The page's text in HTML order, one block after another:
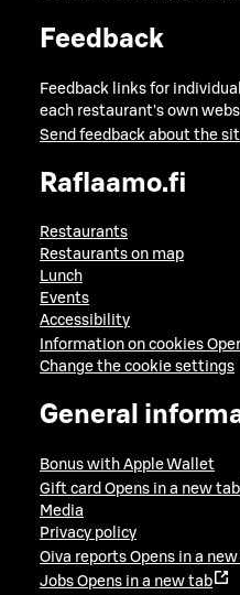
Feedback
Feedback links for
each restaurant's own
Send feedback about the
Raflaamo.fi
Restaurants
Restaurants on map
Lunch
Events
Accessibility
Information on cookies
Change the cookie settings
General
Bonus with Apple Wallet
Gift card Opens in a new tab
Media
Privacy policy
Oiva reports Opens in a
Jobs Opens in a new tab